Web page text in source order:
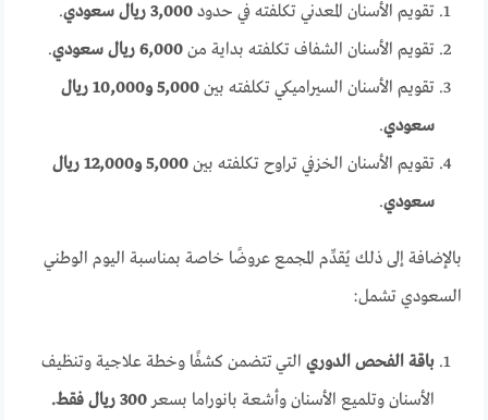
تقويم الأسنان المعدني تكلفته في حدود3,000 ريال سعودي
.
تقويم الأسنان الشفاف تكلفته بداية من6,000 ريال سعودي
.
تقويم الأسنان السيراميكي تكلفته بين
5,000 و10,000 ريال
سعودي.
تقويم الأسنان الخزفي تراوح تكلفته بين
5,000 و12,000 ريال
سعودي.
بالإضافة إلى ذلك يُقدِّم المجمع عروضًا خاصة بمناسبة اليوم الوطني
السعودي تشمل:
باقة الفحص الدوري التي تتضمن كشفًا وخطة علاجية وتنظيف
الأسنان وتلميع الأسنان وأشعة بانوراما بسعر300 ريال فقط.